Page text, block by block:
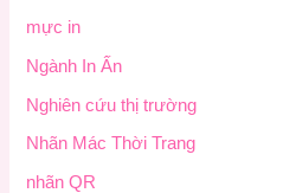
mực in
Ngành In Ấn
Nghiên cứu thị trường
Nhãn Mác Thời Trang
nhãn QR